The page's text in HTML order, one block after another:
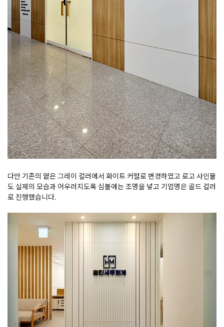
다만 기존의 옅은 그레이 컬러에서 화이트 커럴로 변경하였고 로고 사인물
도 실제의 모습과 어우러지도록 심볼에는 조명을 넣고 기업명은 골드 컬러
로 진행했습니다.